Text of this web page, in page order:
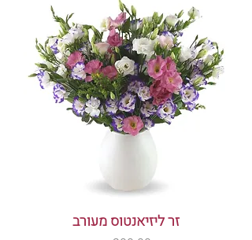
זר ליזיאנטוס מעורב